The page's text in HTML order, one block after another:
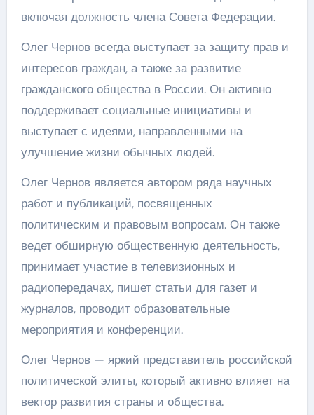
включая должность члена Совета Федерации.
Олег Чернов всегда выступает за защиту прав и
интересов граждан, а также за развитие
гражданского общества в России. Он активно
поддерживает социальные инициативы и
выступает с идеями, направленными на
улучшение жизни обычных людей.
Олег Чернов является автором ряда научных
работ и публикаций, посвященных
политическим и правовым вопросам. Он также
ведет обширную общественную деятельность,
принимает участие в телевизионных и
радиопередачах, пишет статьи для газет и
журналов, проводит образовательные
мероприятия и конференции.
Олег Чернов — яркий представитель российской
политической элиты, который активно влияет на
вектор развития страны и общества.